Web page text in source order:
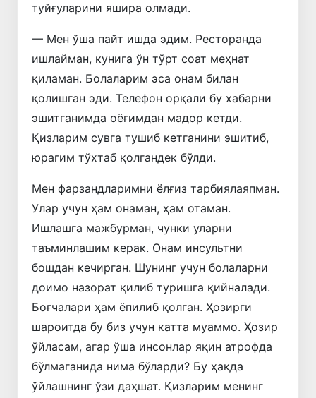
туйғуларини яшира олмади.
— Мен ўша пайт ишда эдим. Ресторанда
ишлайман, кунига ўн тўрт соат меҳнат
қиламан. Болаларим эса онам билан
қолишган эди. Телефон орқали бу хабарни
эшитганимда оёғимдан мадор кетди.
Қизларим сувга тушиб кетганини эшитиб,
юрагим тўхтаб қолгандек бўлди.
Мен фарзандларимни ёлғиз тарбиялаяпман.
Улар учун ҳам онаман, ҳам отаман.
Ишлашга мажбурман, чунки уларни
таъминлашим керак. Онам инсультни
бошдан кечирган. Шунинг учун болаларни
доимо назорат қилиб туришга қийналади.
Боғчалари ҳам ёпилиб қолган. Ҳозирги
шароитда бу биз учун катта муаммо. Ҳозир
ўйласам, агар ўша инсонлар яқин атрофда
бўлмаганида нима бўларди? Бу ҳақда
ўйлашнинг ўзи даҳшат. Қизларим менинг